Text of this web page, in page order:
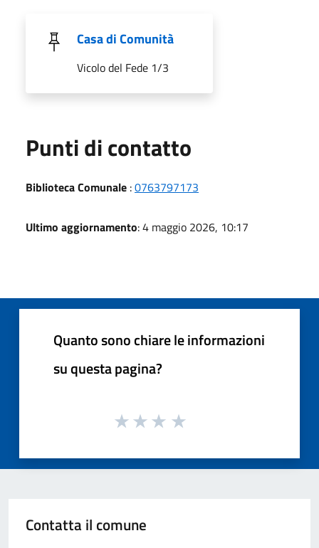
Casa di Comunità
Vicolo del Fede 1/3
Punti di contatto
Biblioteca Comunale :0763797173
Ultimo aggiornamento: 4 maggio 2026, 10:17
Quanto sono chiare le informazioni
su questa pagina?
Contatta il comune